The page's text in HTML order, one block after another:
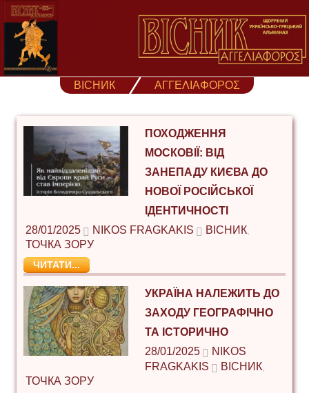
Skip
content
ВІСНИК ΑΓΓΕΛΙΑΦΟΡΟΣ
ПОХОДЖЕННЯ
МОСКОВІЇ: ВІД
ЗАНЕПАДУ КИЄВА ДО
НОВОЇ РОСІЙСЬКОЇ
ІДЕНТИЧНОСТІ
28/01/2025
NIKOS FRAGKAKIS ВІСНИК,
ТОЧКА ЗОРУ
ЧИТАТИ...
УКРАЇНА НАЛЕЖИТЬ ДО
ЗАХОДУ ГЕОГРАФІЧНО
ТА ІСТОРИЧНО
28/01/2025
NIKOS
FRAGKAKIS
ВІСНИК,
ТОЧКА ЗОРУ